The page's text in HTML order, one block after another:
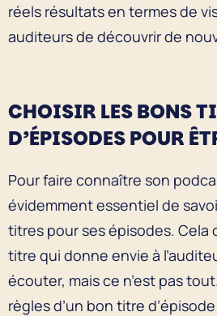
réels résultats en termes de
auditeurs de découvrir de
CHOISIR LES BONS
D’ÉPISODES POUR
Pour faire connaître son
évidemment essentiel de
titres pour ses épisodes. Cela
titre qui donne envie à
écouter, mais ce n’est pas
règles d’un bon titre